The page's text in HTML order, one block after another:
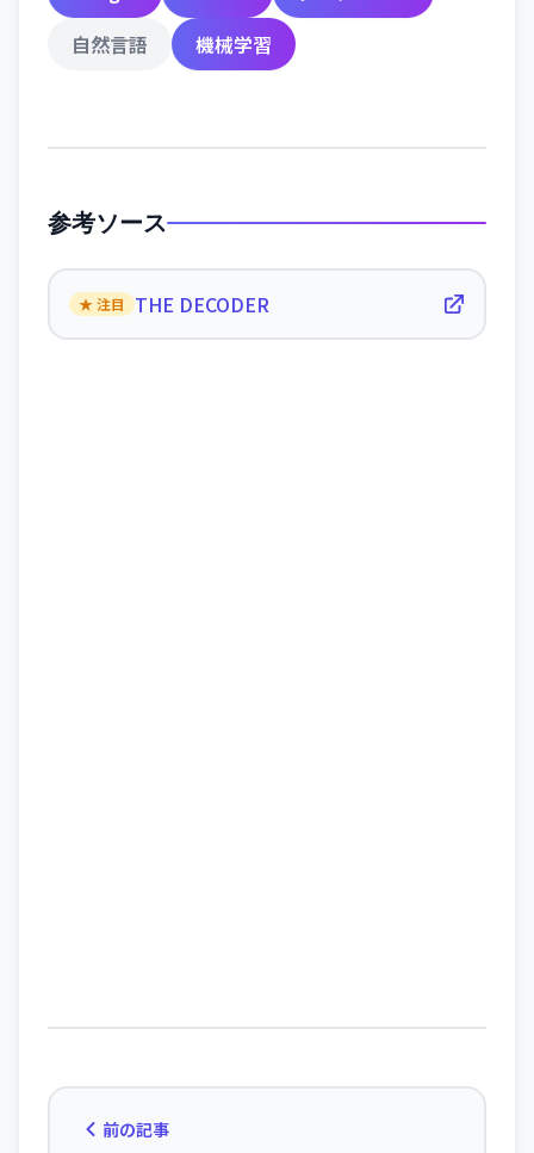
自然言語
機械学習
参考ソース
★ 注目 THE DECODER
前の記事